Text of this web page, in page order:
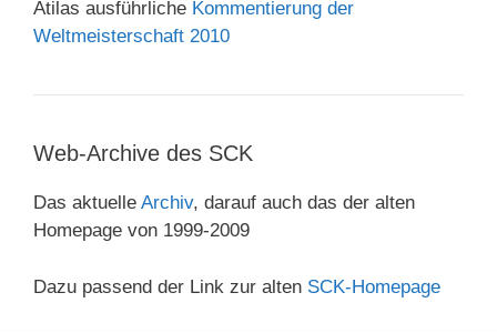
Atilas ausführliche Kommentierung der
Weltmeisterschaft 2010
Web-Archive des SCK
Das aktuelle Archiv, darauf auch das der alten
Homepage von 1999-2009
Dazu passend der Link zur alten SCK-Homepage